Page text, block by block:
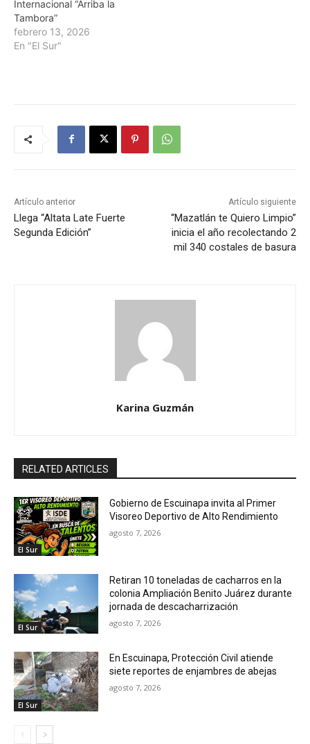
Internacional “Arriba la
Tambora”
febrero 13, 2026
En "El Sur"
Artículo anterior
Llega “Altata Late Fuerte
Segunda Edición”
Artículo siguiente
“Mazatlán te Quiero Limpio”
inicia el año recolectando 2
mil 340 costales de basura
Karina Guzmán
RELATED ARTICLES
El Sur
Gobierno de Escuinapa invita al Primer
Visoreo Deportivo de Alto Rendimiento
agosto 7, 2026
El Sur
Retiran 10 toneladas de cacharros en la
colonia Ampliación Benito Juárez durante
jornada de descacharrización
agosto 7, 2026
El Sur
En Escuinapa, Protección Civil atiende
siete reportes de enjambres de abejas
agosto 7, 2026